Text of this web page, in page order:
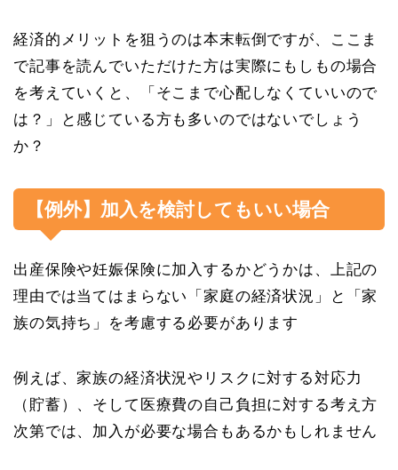
経済的メリットを狙うのは本末転倒ですが、ここま
で記事を読んでいただけた方は実際にもしもの場合
を考えていくと、「そこまで心配しなくていいので
は？」と感じている方も多いのではないでしょう
か？
【例外】加入を検討してもいい場合
出産保険や妊娠保険に加入するかどうかは、上記の
理由では当てはまらない「家庭の経済状況」と「家
族の気持ち」を考慮する必要があります
例えば、家族の経済状況やリスクに対する対応力
（貯蓄）、そして医療費の自己負担に対する考え方
次第では、加入が必要な場合もあるかもしれません